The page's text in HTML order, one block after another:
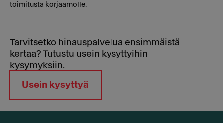
toimitusta korjaamolle.
Tarvitsetko hinauspalvelua ensimmäistä
kertaa? Tutustu usein kysyttyihin
kysymyksiin.
Usein kysyttyä